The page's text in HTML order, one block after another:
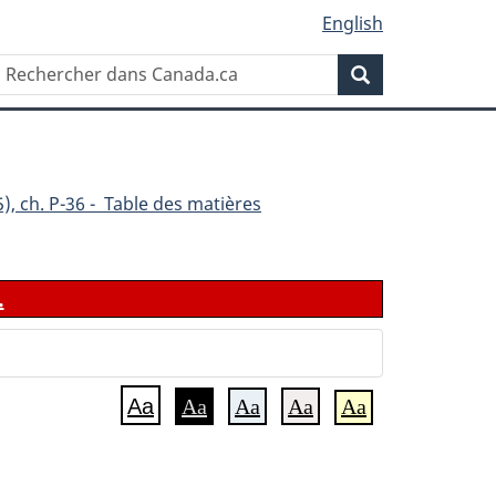
English
ch. P-36 - Table des matières
Aa Aa Aa Aa Aa